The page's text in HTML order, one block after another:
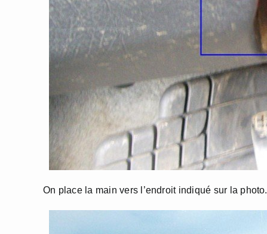
On place la main vers l’endroit indiqué sur la photo.